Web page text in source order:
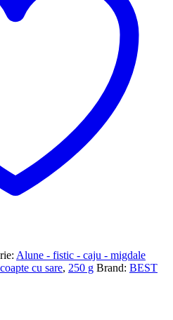
Alune - fistic - caju - migdale
cu sare, 250 g Brand: BEST